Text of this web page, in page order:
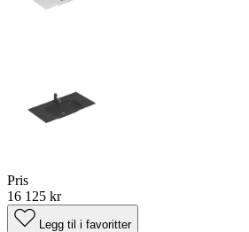
Pris
16 125 kr
Legg til i favoritter